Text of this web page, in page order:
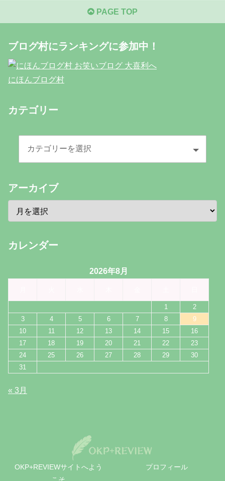
PAGE TOP
ブログ村にランキングに参加中！
にほんブログ村
カテゴリー
アーカイブ
カレンダー
2026年8月
1
2
3
4 5 6 7 8
9
10
11 12 13 14 15
16
17
18 19 20 21 22
23
24
25 26 27 28 29
30
31
« 3月
OKP+REVIEWサイトへよう
こそ
プロフィール